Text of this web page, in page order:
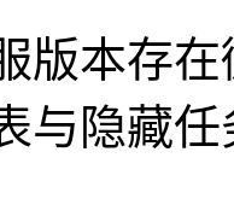
版本存
与隐藏